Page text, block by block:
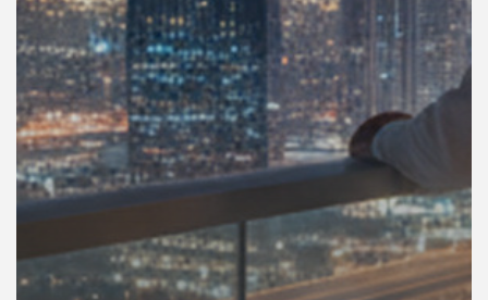
ข่าว
และ
กิจกรรม
เกี่ยว
กับ
เรา
เครือ